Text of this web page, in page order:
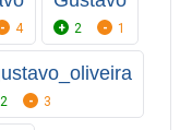
4 2 1
2 3